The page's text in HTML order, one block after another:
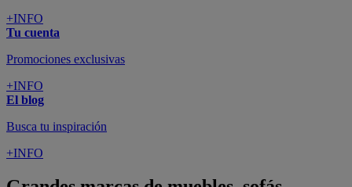
+INFO
Tu cuenta
Promociones exclusivas
+INFO
El blog
Busca tu inspiración
+INFO